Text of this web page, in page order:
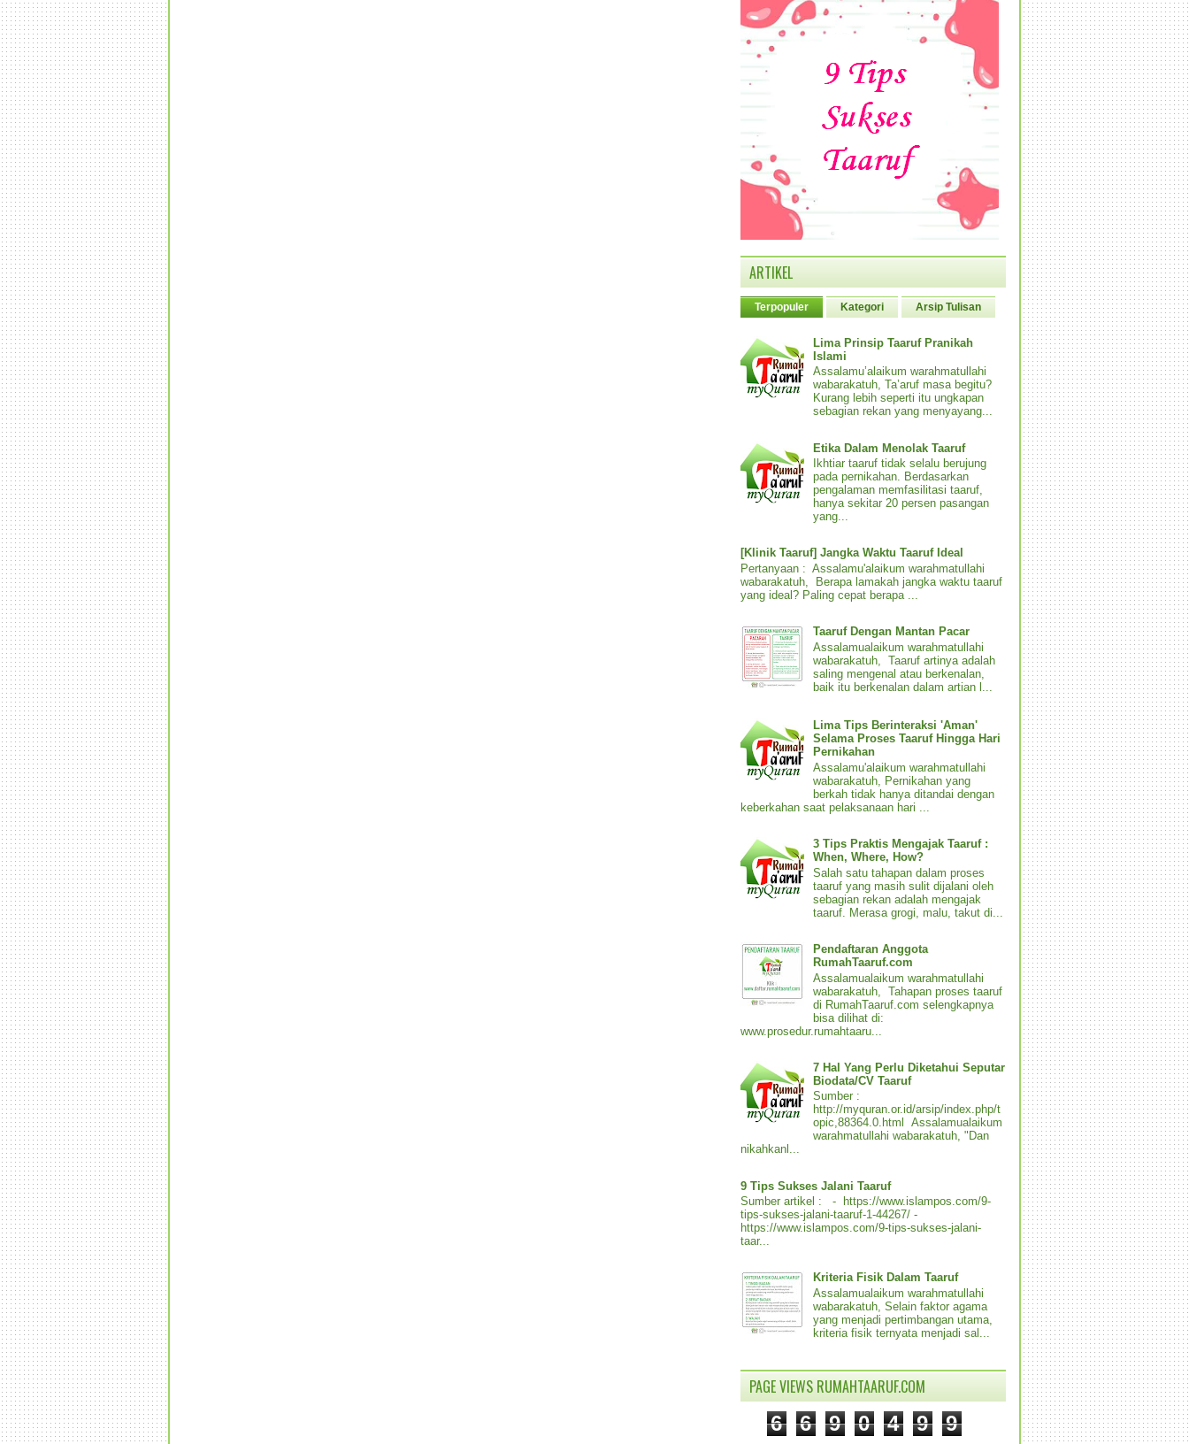
ARTIKEL
Terpopuler Kategori Arsip Tulisan
Lima Prinsip Taaruf Pranikah
Islami
Assalamu’alaikum warahmatullahi
wabarakatuh, Ta’aruf masa begitu?
Kurang lebih seperti itu ungkapan
sebagian rekan yang menyayang...
Etika Dalam Menolak Taaruf
Ikhtiar taaruf tidak selalu berujung
pada pernikahan. Berdasarkan
pengalaman memfasilitasi taaruf,
hanya sekitar 20 persen pasangan
yang...
[Klinik Taaruf] Jangka Waktu Taaruf Ideal
Pertanyaan : Assalamu'alaikum warahmatullahi
wabarakatuh, Berapa lamakah jangka waktu taaruf
yang ideal? Paling cepat berapa ...
Taaruf Dengan Mantan Pacar
Assalamualaikum warahmatullahi
wabarakatuh, Taaruf artinya adalah
saling mengenal atau berkenalan,
baik itu berkenalan dalam artian l...
Lima Tips Berinteraksi 'Aman'
Selama Proses Taaruf Hingga Hari
Pernikahan
Assalamu'alaikum warahmatullahi
wabarakatuh, Pernikahan yang
berkah tidak hanya ditandai dengan
keberkahan saat pelaksanaan hari ...
3 Tips Praktis Mengajak Taaruf :
When, Where, How?
Salah satu tahapan dalam proses
taaruf yang masih sulit dijalani oleh
sebagian rekan adalah mengajak
taaruf. Merasa grogi, malu, takut di...
Pendaftaran Anggota
RumahTaaruf.com
Assalamualaikum warahmatullahi
wabarakatuh, Tahapan proses taaruf
di RumahTaaruf.com selengkapnya
bisa dilihat di:
www.prosedur.rumahtaaru...
7 Hal Yang Perlu Diketahui Seputar
Biodata/CV Taaruf
Sumber :
http://myquran.or.id/arsip/index.php/t
opic,88364.0.html Assalamualaikum
warahmatullahi wabarakatuh, "Dan
nikahkanl...
9 Tips Sukses Jalani Taaruf
Sumber artikel : - https://www.islampos.com/9-
tips-sukses-jalani-taaruf-1-44267/ -
https://www.islampos.com/9-tips-sukses-jalani-
taar...
Kriteria Fisik Dalam Taaruf
Assalamualaikum warahmatullahi
wabarakatuh, Selain faktor agama
yang menjadi pertimbangan utama,
kriteria fisik ternyata menjadi sal...
PAGE VIEWS RUMAHTAARUF.COM
6 6 9 0 4 9 9